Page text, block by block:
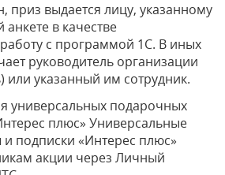
приз выдается лицу, указанному
в качестве
работу с программой 1С. В иных
руководитель организации
или указанный им сотрудник.
универсальных подарочных
плюс» Универсальные
подписки «Интерес плюс»
акции через Личный